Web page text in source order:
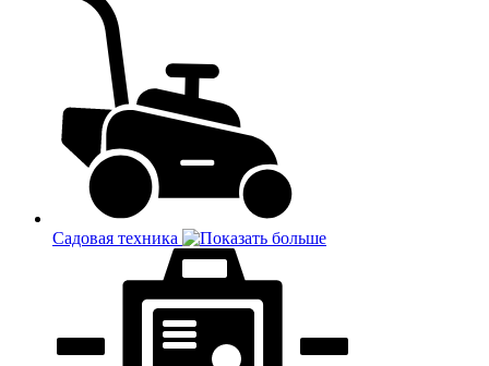
Садовая техника